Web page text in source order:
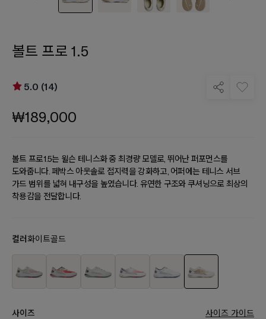
볼트 프로 1.5
5.0 (14)
₩189,000
볼트 프로1.5는 윌슨 테니스화 중 최경량 모델로, 뛰어난 퍼포먼스를
도와줍니다. 페박스 아웃솔로 접지력을 강화하고, 어퍼에는 테니스 서브
가드 범위를 넓혀 내구성을 높였습니다. 유연한 구조와 쿠셔닝으로 최상의
착용감을 전달합니다.
컬러화이트골드
사이즈 사이즈 가이드